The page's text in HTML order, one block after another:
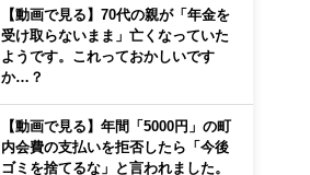
【動画で見る】70代の親が「年金を
受け取らないまま」亡くなっていた
ようです。これっておかしいです
か…？
【動画で見る】年間「5000円」の町
内会費の支払いを拒否したら「今後
ゴミを捨てるな」と言われました。